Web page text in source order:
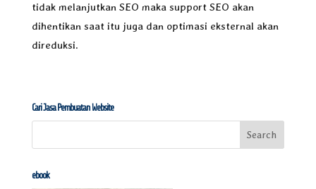
tidak melanjutkan SEO maka support SEO akan
dihentikan saat itu juga dan optimasi eksternal akan
direduksi.
Cari Jasa Pembuatan Website
ebook